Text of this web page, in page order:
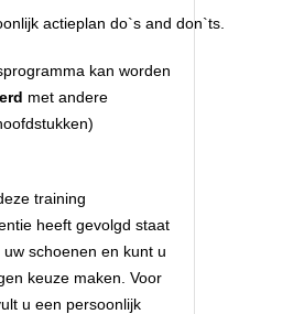
actieplan do`s and don`ts.
kan worden
met andere
training
heeft gevolgd staat
schoenen en kunt u
keuze maken. Voor
u een persoonlijk